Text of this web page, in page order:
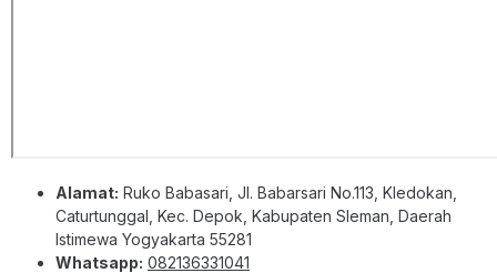
Alamat: Ruko Babasari, Jl. Babarsari No.113, Kledokan,
Caturtunggal, Kec. Depok, Kabupaten Sleman, Daerah
Istimewa Yogyakarta 55281
Whatsapp: 082136331041